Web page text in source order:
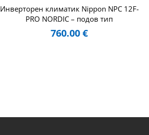
Инверторен климатик Nippon NPC 12F-
PRO NORDIC – подов тип
760.00€